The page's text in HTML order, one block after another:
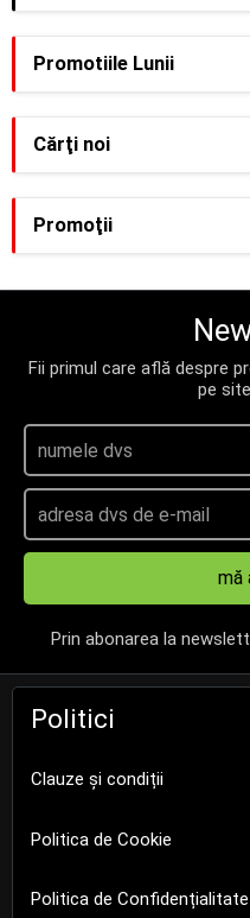
Promotiile Lunii
Cărţi noi
Promoţii
Fii primul care află despre
pe
mă
Prin abonarea la
Politici
Clauze și condiții
Politica de Cookie
Politica de Confidențialitate